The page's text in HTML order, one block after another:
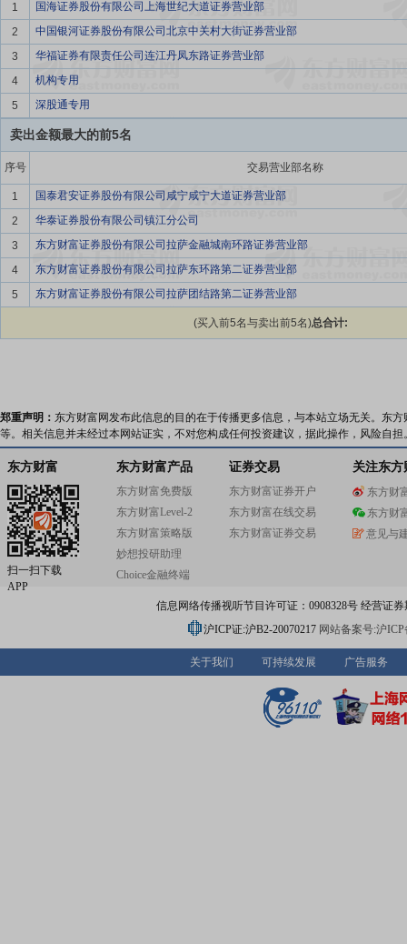
1
国海证券股份有限公司上海世纪大道证券营业部
2
中国银河证券股份有限公司北京中关村大街证券营业部
3
华福证券有限责任公司连江丹凤东路证券营业部
4
机构专用
5
深股通专用
卖出金额最大的前5名
序号 交易营业部名称
1
国泰君安证券股份有限公司咸宁咸宁大道证券营业部
2
华泰证券股份有限公司镇江分公司
3
东方财富证券股份有限公司拉萨金融城南环路证券营业部
4
东方财富证券股份有限公司拉萨东环路第二证券营业部
5
东方财富证券股份有限公司拉萨团结路第二证券营业部
(买入前5名与卖出前5名)总合计:
郑重声明： 东方财富网发布此信息的目的在于传播更多信息，与本站立场无关。东
等。相关信息并未经过本网站证实，不对您构成任何投资建议，据此操作，风险自担